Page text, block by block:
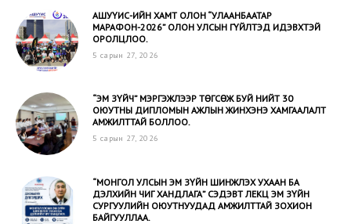
АШУҮИС-ИЙН ХАМТ ОЛОН “УЛААНБААТАР
МАРАФОН-2026” ОЛОН УЛСЫН ГҮЙЛТЭД ИДЭВХТЭЙ
ОРОЛЦЛОО.
5 сарын 27, 2026
“ЭМ ЗҮЙЧ” МЭРГЭЖЛЭЭР ТӨГСӨЖ БУЙ НИЙТ 30
ОЮУТНЫ ДИПЛОМЫН АЖЛЫН ЖИНХЭНЭ ХАМГААЛАЛТ
АМЖИЛТТАЙ БОЛЛОО.
5 сарын 27, 2026
“МОНГОЛ УЛСЫН ЭМ ЗҮЙН ШИНЖЛЭХ УХААН БА
ДЭЛХИЙН ЧИГ ХАНДЛАГА” СЭДЭВТ ЛЕКЦ ЭМ ЗҮЙН
СУРГУУЛИЙН ОЮУТНУУДАД АМЖИЛТТАЙ ЗОХИОН
БАЙГУУЛЛАА.